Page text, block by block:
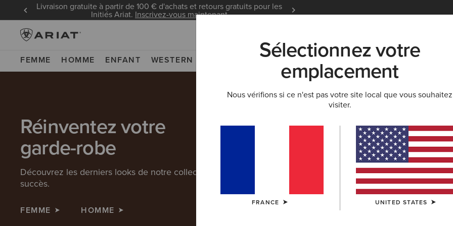
Livraison gratuite à partir de 100 € d'achats et retours gratuits pour les
Initiés Ariat. Inscrivez-vous maintenant
FEMME HOMME ENFANT WESTERN NOUVEAUTÉS & SÉLECTIONS ARIAT LIFE
Réinventez votre
garde-robe
Découvrez les derniers looks de notre collection à
succès.
FEMME HOMME
Sélectionnez votre
emplacement
Nous vérifions si ce n'est pas votre site local que vous souhaitez
visiter.
FRANCE UNITED STATES